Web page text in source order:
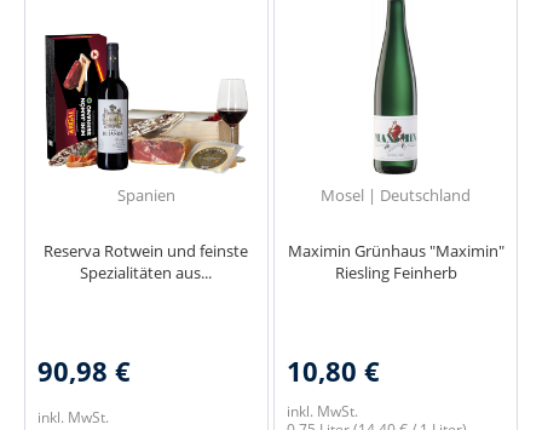
Spanien
Reserva Rotwein und feinste
Spezialitäten aus...
90,98 €
inkl. MwSt.
Mosel | Deutschland
Maximin Grünhaus "Maximin"
Riesling Feinherb
10,80 €
inkl. MwSt.